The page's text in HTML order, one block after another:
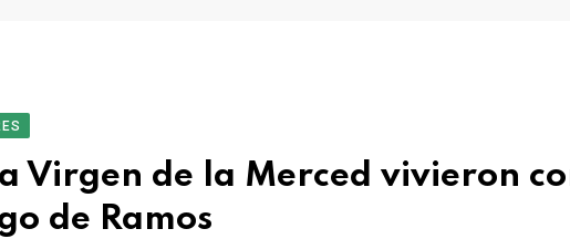
Virgen de la Merced vivieron
de Ramos